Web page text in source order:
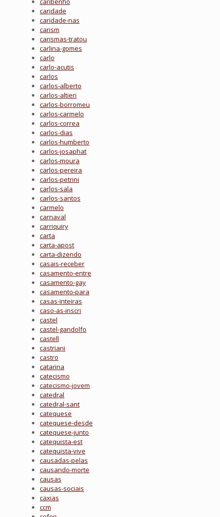
caridade
caridade-nas
carism
carismas-tratou
carlina-gomes
carlo
carlo-acutis
carlos
carlos-alberto
carlos-altieri
carlos-borromeu
carlos-carmelo
carlos-correa
carlos-dias
carlos-humberto
carlos-josaphat
carlos-moura
carlos-pereira
carlos-petrini
carlos-sala
carlos-santos
carmelo
carnaval
carriquiry
carta
carta-apost
carta-dizendo
casais-receber
casamento-entre
casamento-gay
casamento-para
casas-inteiras
caso-as-inscri
castel
castel-gandolfo
castell
castriani
castro
catarina
catecismo
catecismo-jovem
catedral
catedral-sant
catequese
catequese-desde
catequese-junto
catequista-est
catequista-vive
causadas-pelas
causando-morte
causas
causas-sociais
caxias
ccm